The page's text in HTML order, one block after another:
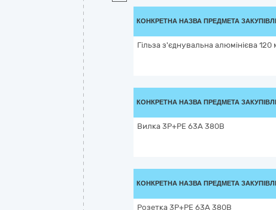
КОНКРЕТНА НАЗВА ПРЕДМЕТА ЗАКУПІВЛІ
Гільза з'єднувальна алюмінієва 120
КОНКРЕТНА НАЗВА ПРЕДМЕТА ЗАКУПІВЛІ
Вилка 3Р+РЕ 63А 380В
КОНКРЕТНА НАЗВА ПРЕДМЕТА ЗАКУПІВЛІ
Розетка 3Р+РЕ 63А 380В